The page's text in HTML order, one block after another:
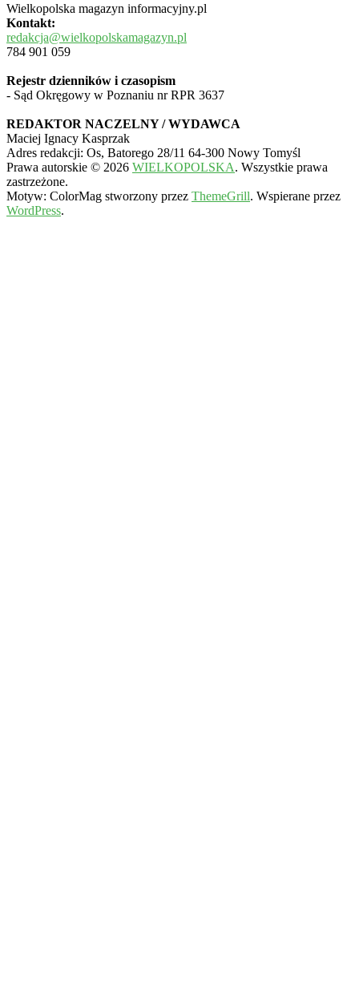
Wielkopolska magazyn informacyjny.pl
Kontakt:
redakcja@wielkopolskamagazyn.pl
784 901 059
Rejestr dzienników i czasopism
- Sąd Okręgowy w Poznaniu nr RPR 3637
REDAKTOR NACZELNY / WYDAWCA
Maciej Ignacy Kasprzak
Adres redakcji: Os, Batorego 28/11 64-300 Nowy Tomyśl
Prawa autorskie © 2026 WIELKOPOLSKA. Wszystkie prawa
zastrzeżone.
Motyw: ColorMag stworzony przez ThemeGrill. Wspierane przez
WordPress.